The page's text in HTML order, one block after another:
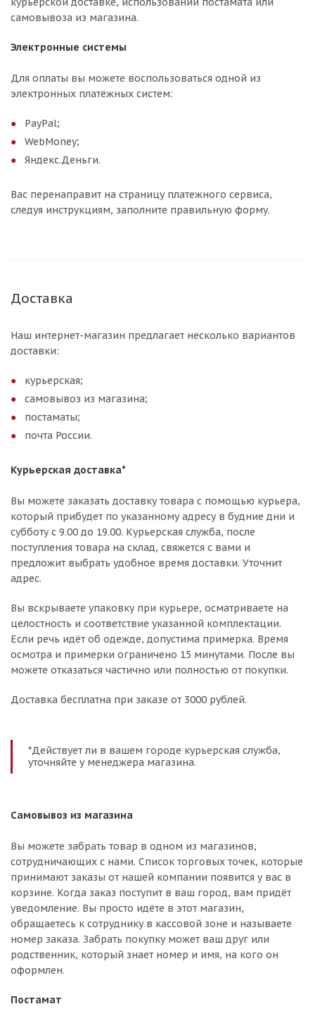
самовывоза из магазина.
Электронные системы
Для оплаты вы можете воспользоваться одной из
электронных платёжных систем:
PayPal;
WebMoney;
Яндекс.Деньги.
Вас перенаправит на страницу платежного сервиса,
следуя инструкциям, заполните правильную форму.
Доставка
Наш интернет-магазин предлагает несколько вариантов
доставки:
курьерская;
самовывоз из магазина;
постаматы;
почта России.
Курьерская доставка*
Вы можете заказать доставку товара с помощью курьера,
который прибудет по указанному адресу в будние дни и
субботу с 9.00 до 19.00. Курьерская служба, после
поступления товара на склад, свяжется с вами и
предложит выбрать удобное время доставки. Уточнит
адрес.
Вы вскрываете упаковку при курьере, осматриваете на
целостность и соответствие указанной комплектации.
Если речь идёт об одежде, допустима примерка. Время
осмотра и примерки ограничено 15 минутами. После вы
можете отказаться частично или полностью от покупки.
Доставка бесплатна при заказе от 3000 рублей.
*Действует ли в вашем городе курьерская служба,
уточняйте у менеджера магазина.
Самовывоз из магазина
Вы можете забрать товар в одном из магазинов,
сотрудничающих с нами. Список торговых точек, которые
принимают заказы от нашей компании появится у вас в
корзине. Когда заказ поступит в ваш город, вам придёт
уведомление. Вы просто идёте в этот магазин,
обращаетесь к сотруднику в кассовой зоне и называете
номер заказа. Забрать покупку может ваш друг или
родственник, который знает номер и имя, на кого он
оформлен.
Постамат